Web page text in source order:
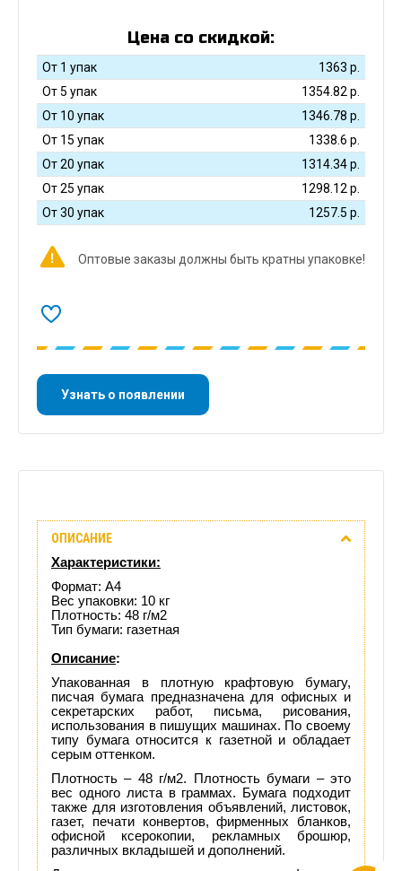
Цена со скидкой:
От 1 упак 1363 р.
От 5 упак
1354.82 р.
От 10 упак
1346.78 р.
От 15 упак
1338.6 р.
От 20 упак
1314.34р.
От 25 упак
1298.12 р.
От 30 упак
1257.5 р.
Оптовые заказы должны быть кратны упаковке!
Узнать о появлении
Отзывы
(0)
Доставка
этого
товара
ОПИСАНИЕ
Характеристики:
Формат: А4
Вес упаковки: 10 кг
Плотность: 48 г/м2
Тип бумаги: газетная
Описание:
Упакованная в плотную крафтовую бумагу,
писчая бумага предназначена для офисных и
секретарских работ, письма, рисования,
использования в пишущих машинах. По своему
типу бумага относится к газетной и обладает
серым оттенком.
Плотность – 48 г/м2. Плотность бумаги – это
вес одного листа в граммах. Бумага подходит
также для изготовления объявлений, листовок,
газет, печати конвертов, фирменных бланков,
офисной ксерокопии, рекламных брошюр,
различных вкладышей и дополнений.